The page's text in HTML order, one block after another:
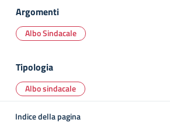
Argomenti
Albo Sindacale
Tipologia
Albo sindacale
Indice della pagina